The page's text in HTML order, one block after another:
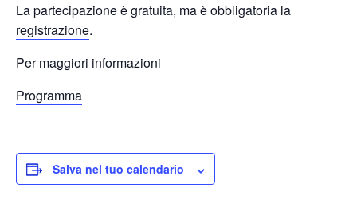
La partecipazione è gratuita, ma è obbligatoria la
registrazione.
Per maggiori informazioni
Programma
Salva nel tuo calendario